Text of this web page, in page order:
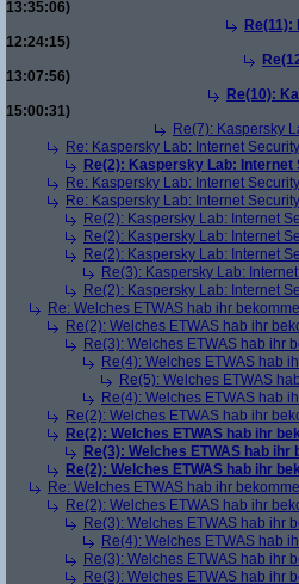
13:35:06)
12:24:15)
13:07:56)
Re(10):
15:00:31)
Re(7): Kaspersky
Re: Kaspersky Lab: Internet
Re(2): Kaspersky Lab: Internet
Re: Kaspersky Lab: Internet
Re: Kaspersky Lab: Internet
Re(2): Kaspersky Lab: Internet
Re(2): Kaspersky Lab: Internet
Re(2): Kaspersky Lab: Internet
Re(3): Kaspersky Lab:
Re(2): Kaspersky Lab: Internet
Re: Welches ETWAS hab ihr
Re(2): Welches ETWAS hab ihr
Re(3): Welches ETWAS hab ihr
Re(4): Welches ETWAS hab
Re(5): Welches ETWAS
Re(4): Welches ETWAS hab
Re(2): Welches ETWAS hab ihr
Re(2): Welches ETWAS hab ihr
Re(3): Welches ETWAS hab ihr
Re(2): Welches ETWAS hab ihr
Re: Welches ETWAS hab ihr
Re(2): Welches ETWAS hab ihr
Re(3): Welches ETWAS hab ihr
Re(4): Welches ETWAS hab
Re(3): Welches ETWAS hab ihr
Re(3): Welches ETWAS hab ihr